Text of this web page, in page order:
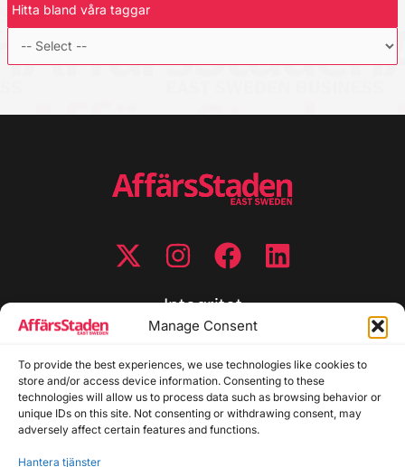
Manage Consent
To provide the best experiences, we use technologies like cookies to
store and/or access device information. Consenting to these
technologies will allow us to process data such as browsing behavior or
unique IDs on this site. Not consenting or withdrawing consent, may
adversely affect certain features and functions.
Hantera tjänster
Hitta bland våra taggar
Integritet
Cookiepolicy
Disclaimer
Redaktionell policy
Utgivarinformation